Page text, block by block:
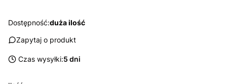
Dostępność:duża ilość
Zapytaj o produkt
Czas wysyłki:5 dni